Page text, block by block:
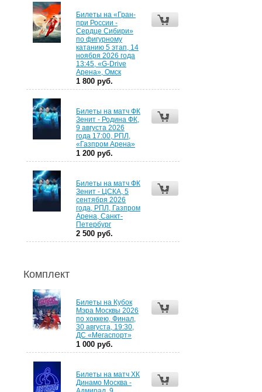
Билеты на «Гран-
при России -
Сердце Сибири»
по фигурному
катанию 5 этап, 14
ноября 2026 года
13:45, «G-Drive
Арена», Омск
1 800 руб.
Билеты на матч ФК
Зенит - Родина ФК,
9 августа 2026
года 17:00, РПЛ,
«Газпром Арена»
1 200 руб.
Билеты на матч ФК
Зенит - ЦСКА, 5
сентября 2026
года, РПЛ, Газпром
Арена, Санкт-
Петербург
2 500 руб.
Комплект
Билеты на Кубок
Мэра Москвы 2026
по хоккею, Финал,
30 августа, 19:30,
ДС «Мегаспорт»
1 000 руб.
Билеты на матч ХК
Динамо Москва -